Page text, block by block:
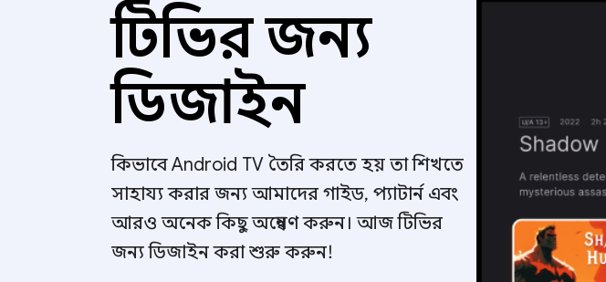
টিভির জন্য
ডিজাইন
কিভাবে Android TV তৈরি করতে হয় তা শিখতে
সাহায্য করার জন্য আমাদের গাইড, প্যাটার্ন এবং
আরও অনেক কিছু অন্বেষণ করুন। আজ টিভির
জন্য ডিজাইন করা শুরু করুন!